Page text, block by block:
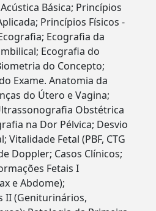
Básica; Princípios
Princípios Físicos -
Ecografia da
Ecografia do
do Concepto;
Exame. Anatomia da
do Útero e Vagina;
Obstétrica
na Dor Pélvica; Desvio
Vitalidade Fetal (PBF, CTG
Doppler; Casos Clínicos;
Fetais I
e Abdome);
II (Geniturinários,